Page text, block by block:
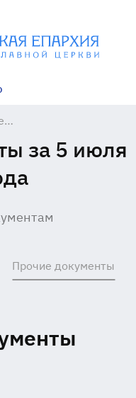
за 5 июля
Прочие документы